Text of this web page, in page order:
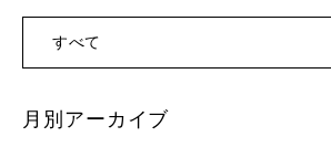
すべて
月別アーカイブ